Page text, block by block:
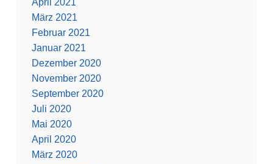
April 2021
März 2021
Februar 2021
Januar 2021
Dezember 2020
November 2020
September 2020
Juli 2020
Mai 2020
April 2020
März 2020